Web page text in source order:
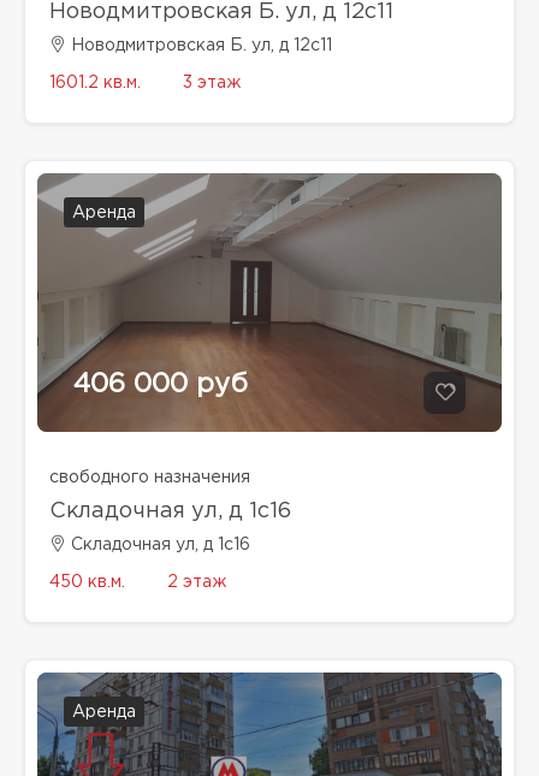
Новодмитровская Б. ул, д 12с11
Новодмитровская Б. ул, д 12с11
1601.2 кв.м. 3 этаж
Аренда
406 000 руб
свободного назначения
Складочная ул, д 1с16
Складочная ул, д 1с16
450 кв.м. 2 этаж
Аренда